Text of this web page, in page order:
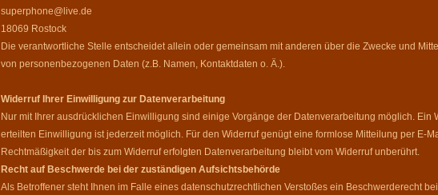
superphone@live.de
18069 Rostock
Die verantwortliche Stelle entscheidet allein oder gemeinsam mit anderen über die Zwecke und
von personenbezogenen Daten (z.B. Namen, Kontaktdaten o. Ä.).
Widerruf Ihrer Einwilligung zur Datenverarbeitung
Nur mit Ihrer ausdrücklichen Einwilligung sind einige Vorgänge der Datenverarbeitung möglich. Ein
erteilten Einwilligung ist jederzeit möglich. Für den Widerruf genügt eine formlose Mitteilung per E-
Rechtmäßigkeit der bis zum Widerruf erfolgten Datenverarbeitung bleibt vom Widerruf unberührt.
Recht auf Beschwerde bei der zuständigen Aufsichtsbehörde
Als Betroffener steht Ihnen im Falle eines datenschutzrechtlichen Verstoßes ein Beschwerderecht